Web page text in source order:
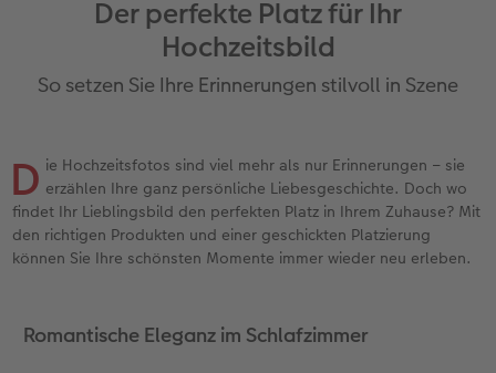
Personalisierter Schuber
Erinnerungstasche
Einband mit Leder und Leinen
Erste Schritte
Webinare
Nature Prints
Premium Poster
Fotosticker
Sofortfotos
Zubehör
Photo Streetmap Poster
Fotocollage
Acrylglas
Alu Dibond
Gallery Print
Weitere Anlässe
Klappkarten
Postkarten
Einzelkarten im Direktversand
Spiele
Schule & Büro
Faber-Castell
Art Prints
Geschenkidee
Silikonhüllen
Kunststoffhüllen
Holzhülle
Handykette
Wandkalender mit Design
Wandkalender A4
Wandkalender A3
Tischkalender Quadratisch
Sofortgrusskarten
Sofortfotosets
Mehrteilige Sofortfotos
Biometrische Passfotos
Zum Geburtstag
Muttertagsgeschenke
Fotogeschenke zum Osterfest
für Brautpaare
Hochzeit
Jahrbuch
Kundengeschichten
App
Der perfekte Platz für Ihr
Hochzeitsbild
So setzen Sie Ihre Erinnerungen stilvoll in Szene
D ie Hochzeitsfotos sind viel mehr als nur Erinnerungen – sie
erzählen Ihre ganz persönliche Liebesgeschichte. Doch wo
findet Ihr Lieblingsbild den perfekten Platz in Ihrem Zuhause? Mit
den richtigen Produkten und einer geschickten Platzierung
können Sie Ihre schönsten Momente immer wieder neu erleben.
Romantische Eleganz im Schlafzimmer